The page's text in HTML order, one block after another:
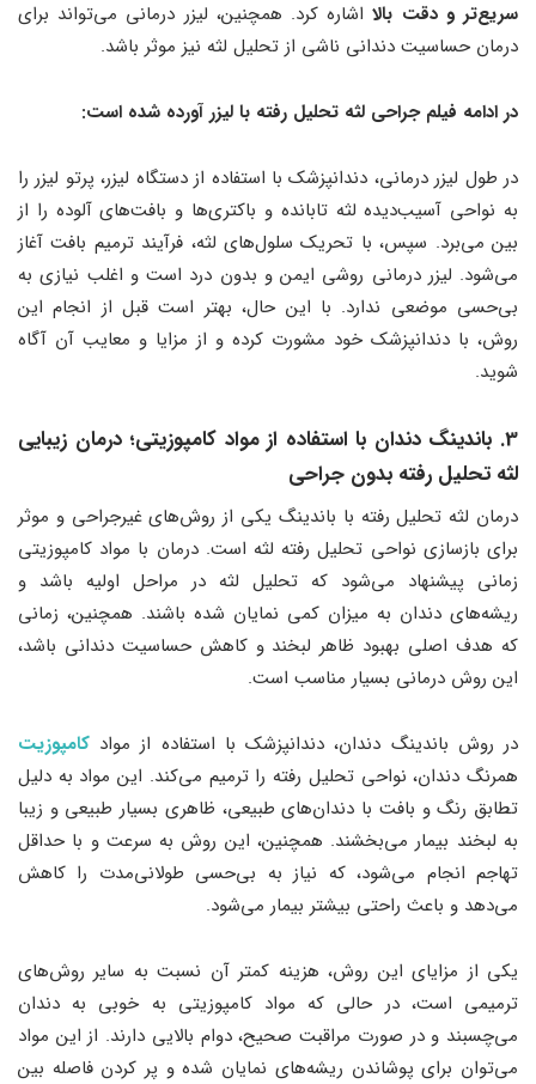
سریع‌تر و دقت بالااشاره کرد. همچنین، لیزر درمانی می‌تواند برای
درمان حساسیت دندانی ناشی از تحلیل لثه نیز موثر باشد.
در ادامه فیلم جراحی لثه تحلیل رفته با لیزر آورده شده است:
در طول لیزر درمانی، دندانپزشک با استفاده از دستگاه لیزر، پرتو لیزر را
به نواحی آسیب‌دیده لثه تابانده و باکتری‌ها و بافت‌های آلوده را از
بین می‌برد. سپس، با تحریک سلول‌های لثه، فرآیند ترمیم بافت آغاز
می‌شود. لیزر درمانی روشی ایمن و بدون درد است و اغلب نیازی به
بی‌حسی موضعی ندارد. با این حال، بهتر است قبل از انجام این
روش، با دندانپزشک خود مشورت کرده و از مزایا و معایب آن آگاه
شوید.
3. باندینگ دندان با استفاده از مواد کامپوزیتی؛ درمان زیبایی
لثه تحلیل رفته بدون جراحی
درمان لثه تحلیل رفته با باندینگ یکی از روش‌های غیرجراحی و موثر
برای بازسازی نواحی تحلیل رفته لثه است. درمان با مواد کامپوزیتی
زمانی پیشنهاد می‌شود که تحلیل لثه در مراحل اولیه باشد و
ریشه‌های دندان به میزان کمی نمایان شده باشند. همچنین، زمانی
که هدف اصلی بهبود ظاهر لبخند و کاهش حساسیت دندانی باشد،
این روش درمانی بسیار مناسب است.
در روش باندینگ دندان، دندانپزشک با استفاده از مواد کامپوزیت
همرنگ دندان، نواحی تحلیل رفته را ترمیم می‌کند. این مواد به دلیل
تطابق رنگ و بافت با دندان‌های طبیعی، ظاهری بسیار طبیعی و زیبا
به لبخند بیمار می‌بخشند. همچنین، این روش به سرعت و با حداقل
تهاجم انجام می‌شود، که نیاز به بی‌حسی طولانی‌مدت را کاهش
می‌دهد و باعث راحتی بیشتر بیمار می‌شود.
یکی از مزایای این روش، هزینه کمتر آن نسبت به سایر روش‌های
ترمیمی است، در حالی که مواد کامپوزیتی به خوبی به دندان
می‌چسبند و در صورت مراقبت صحیح، دوام بالایی دارند. از این مواد
می‌توان برای پوشاندن ریشه‌های نمایان شده و پر کردن فاصله بین